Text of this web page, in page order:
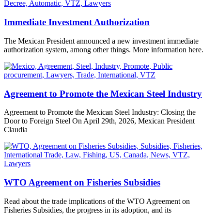
Immediate Investment Authorization
The Mexican President announced a new investment immediate
authorization system, among other things. More information here.
Agreement to Promote the Mexican Steel Industry
Agreement to Promote the Mexican Steel Industry: Closing the
Door to Foreign Steel On April 29th, 2026, Mexican President
Claudia
WTO Agreement on Fisheries Subsidies
Read about the trade implications of the WTO Agreement on
Fisheries Subsidies, the progress in its adoption, and its